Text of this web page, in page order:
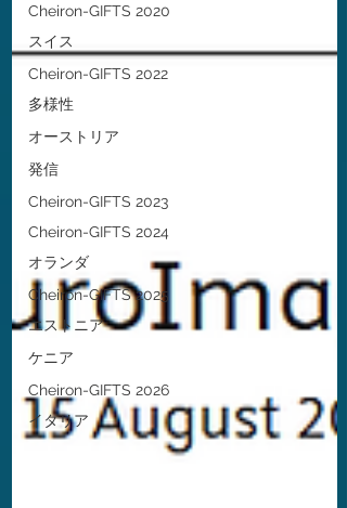
Cheiron-GIFTS 2020
スイス
Cheiron-GIFTS 2022
多様性
オーストリア
発信
Cheiron-GIFTS 2023
Cheiron-GIFTS 2024
オランダ
Cheiron-GIFTS 2025
エストニア
ケニア
Cheiron-GIFTS 2026
イタリア